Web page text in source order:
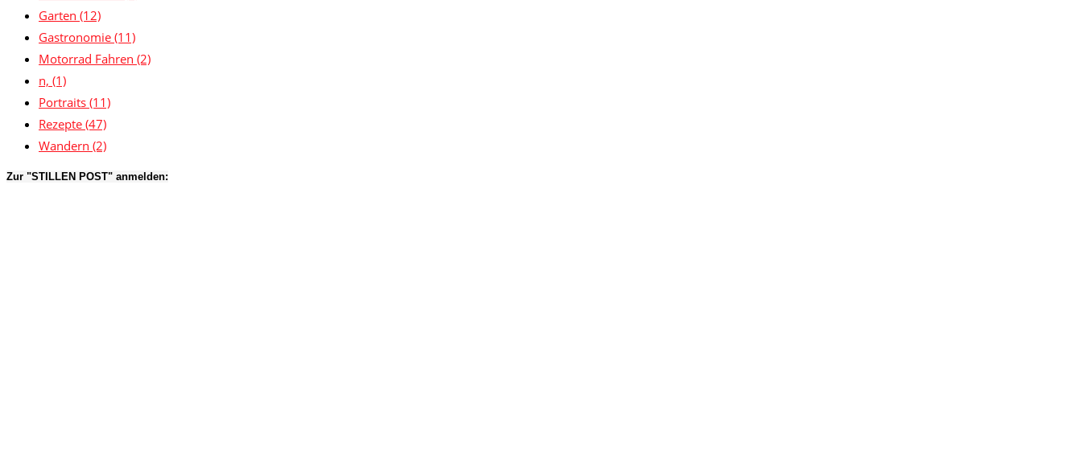
Garten (12)
Gastronomie (11)
Motorrad Fahren (2)
n, (1)
Portraits (11)
Rezepte (47)
Wandern (2)
Zur "STILLEN POST" anmelden: